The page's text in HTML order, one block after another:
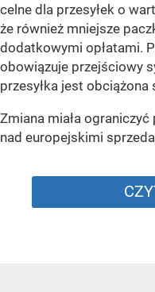
celne dla przesyłek o
że również mniejsze
dodatkowymi opłatami.
obowiązuje przejściowy
przesyłka jest obciążona
Zmiana miała
nad europejskimi